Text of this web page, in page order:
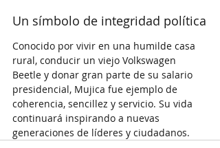
Un símbolo de integridad política
Conocido por vivir en una humilde casa
rural, conducir un viejo Volkswagen
Beetle y donar gran parte de su salario
presidencial, Mujica fue ejemplo de
coherencia, sencillez y servicio. Su vida
continuará inspirando a nuevas
generaciones de líderes y ciudadanos.